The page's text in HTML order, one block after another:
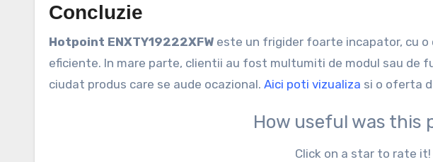
Concluzie
Hotpoint ENXTY19222XFW este un frigider foarte incapator, cu
eficiente. In mare parte, clientii au fost multumiti de modul sau de
ciudat produs care se aude ocazional. Aici poti vizualiza si o oferta
How useful was this
Click on a star to rate it!